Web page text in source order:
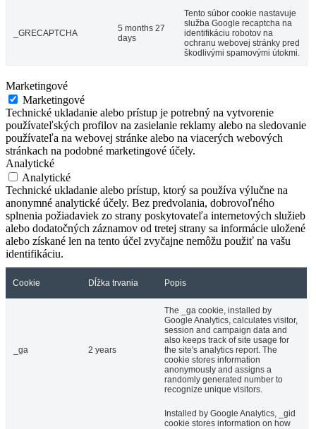
_GRECAPTCHA
5 months 27
days
Tento súbor cookie nastavuje
služba Google recaptcha na
identifikáciu robotov na
ochranu webovej stránky pred
škodlivými spamovými útokmi.
Marketingové
Marketingové
Technické ukladanie alebo prístup je potrebný na vytvorenie
používateľských profilov na zasielanie reklamy alebo na sledovanie
používateľa na webovej stránke alebo na viacerých webových
stránkach na podobné marketingové účely.
Analytické
Analytické
Technické ukladanie alebo prístup, ktorý sa používa výlučne na
anonymné analytické účely. Bez predvolania, dobrovoľného
splnenia požiadaviek zo strany poskytovateľa internetových služieb
alebo dodatočných záznamov od tretej strany sa informácie uložené
alebo získané len na tento účel zvyčajne nemôžu použiť na vašu
identifikáciu.
Cookie Dĺžka trvania Popis
_ga 2 years
The _ga cookie, installed by
Google Analytics, calculates visitor,
session and campaign data and
also keeps track of site usage for
the site's analytics report. The
cookie stores information
anonymously and assigns a
randomly generated number to
recognize unique visitors.
Installed by Google Analytics, _gid
cookie stores information on how